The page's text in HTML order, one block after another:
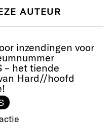
AUTEUR
inzendingen voor
– het tiende
Hard//hoofd